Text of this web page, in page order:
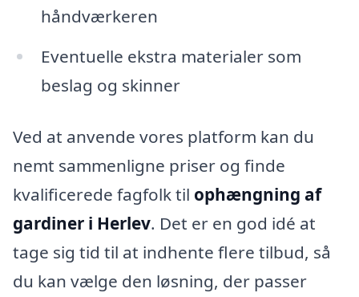
håndværkeren
Eventuelle ekstra materialer som
beslag og skinner
Ved at anvende vores platform kan du
nemt sammenligne priser og finde
kvalificerede fagfolk til ophængning af
gardiner i Herlev. Det er en god idé at
tage sig tid til at indhente flere tilbud, så
du kan vælge den løsning, der passer